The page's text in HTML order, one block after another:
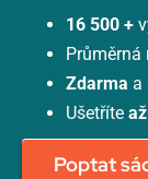
16 500 +
Průměrná
Zdarma a
Ušetříte
Poptat